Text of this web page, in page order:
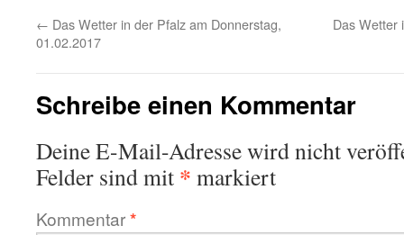
← Das Wetter in der Pfalz am Donnerstag,
01.02.2017
Das Wetter
Schreibe einen Kommentar
Deine E-Mail-Adresse wird nicht
Felder sind mit * markiert
Kommentar*